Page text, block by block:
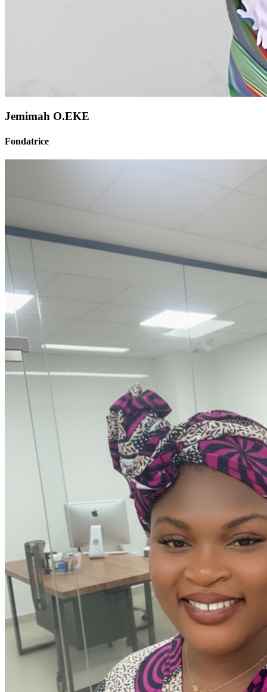
Jemimah O.EKE
Fondatrice